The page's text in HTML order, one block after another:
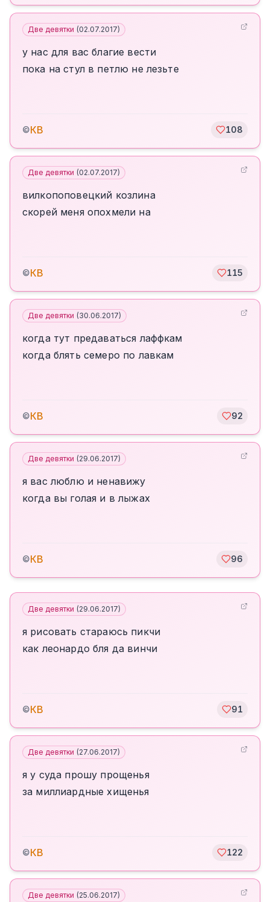
Две девятки (02.07.2017)
у нас для вас благие вести
пока на стул в петлю не лезьте
©КВ 108
Две девятки (02.07.2017)
вилкопоповецкий козлина
скорей меня опохмели на
©КВ 115
Две девятки (30.06.2017)
когда тут предаваться лаффкам
когда блять семеро по лавкам
©КВ 92
Две девятки (29.06.2017)
я вас люблю и ненавижу
когда вы голая и в лыжах
©КВ 96
Две девятки (29.06.2017)
я рисовать стараюсь пикчи
как леонардо бля да винчи
©КВ 91
Две девятки (27.06.2017)
я у суда прошу прощенья
за миллиардные хищенья
©КВ 122
Две девятки (25.06.2017)